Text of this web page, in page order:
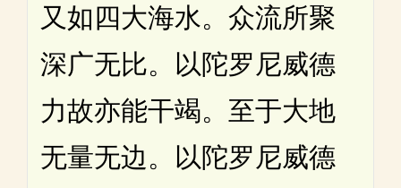
又如四大海水。众流所聚
深广无比。以陀罗尼威德
力故亦能干竭。至于大地
无量无边。以陀罗尼威德